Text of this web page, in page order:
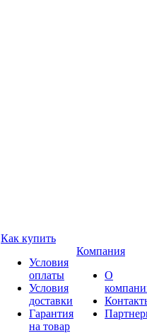
Как купить
Условия
оплаты
Условия
доставки
Гарантия
на товар
Компания
О